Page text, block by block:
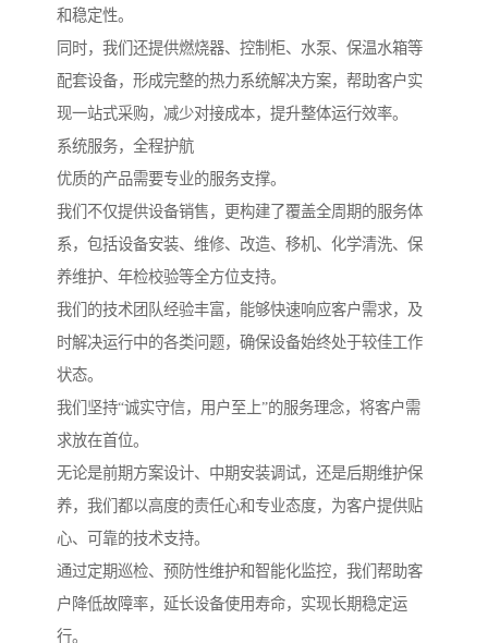
和稳定性。
同时，我们还提供燃烧器、控制柜、水泵、保温水箱等
配套设备，形成完整的热力系统解决方案，帮助客户实
现一站式采购，减少对接成本，提升整体运行效率。
系统服务，全程护航
优质的产品需要专业的服务支撑。
我们不仅提供设备销售，更构建了覆盖全周期的服务体
系，包括设备安装、维修、改造、移机、化学清洗、保
养维护、年检校验等全方位支持。
我们的技术团队经验丰富，能够快速响应客户需求，及
时解决运行中的各类问题，确保设备始终处于较佳工作
状态。
我们坚持“诚实守信，用户至上”的服务理念，将客户需
求放在首位。
无论是前期方案设计、中期安装调试，还是后期维护保
养，我们都以高度的责任心和专业态度，为客户提供贴
心、可靠的技术支持。
通过定期巡检、预防性维护和智能化监控，我们帮助客
户降低故障率，延长设备使用寿命，实现长期稳定运
行。